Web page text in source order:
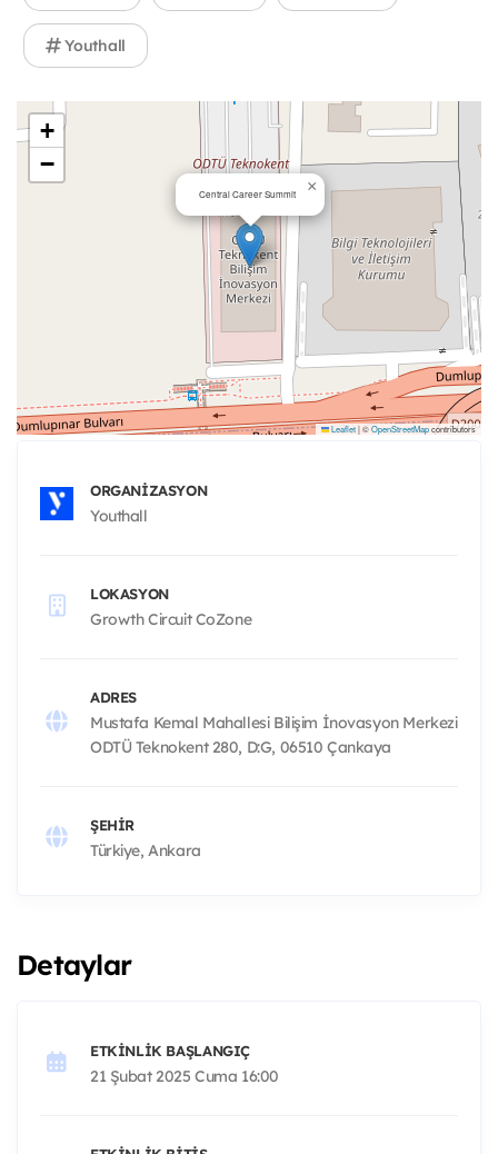
Youthall
Central Career Summit ×
+
−
Leaflet|©OpenStreetMapcontributors
ORGANIZASYON
Youthall
LOKASYON
Growth Circuit CoZone
ADRES
Mustafa Kemal Mahallesi Bilişim İnovasyon Merkezi
ODTÜ Teknokent 280, D:G, 06510 Çankaya
ŞEHIR
Türkiye, Ankara
Detaylar
ETKINLIK BAŞLANGIÇ
21 Şubat 2025 Cuma 16:00